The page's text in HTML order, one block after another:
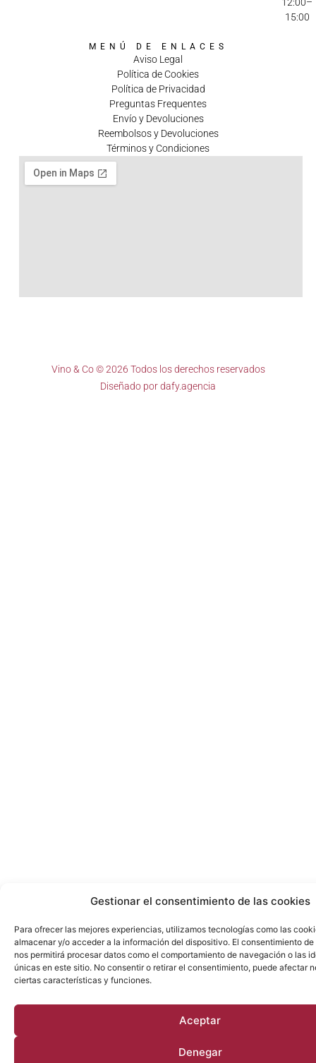
Gestionar el consentimiento de las cookies
Para ofrecer las mejores experiencias, utilizamos tecnologías como las
almacenar y/o acceder a la información del dispositivo. El consentimiento
nos permitirá procesar datos como el comportamiento de navegación o las
únicas en este sitio. No consentir o retirar el consentimiento, puede afectar
ciertas características y funciones.
Aceptar
Denegar
15:00
MENÚ DE ENLACES
Aviso Legal
Política de Cookies
Política de Privacidad
Preguntas Frequentes
Envío y Devoluciones
Reembolsos y Devoluciones
Términos y Condiciones
Vino & Co © 2026 Todos los derechos reservados
Diseñado pordafy.agencia